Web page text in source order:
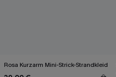
Rosa Kurzarm Mini-Strick-Strandkleid